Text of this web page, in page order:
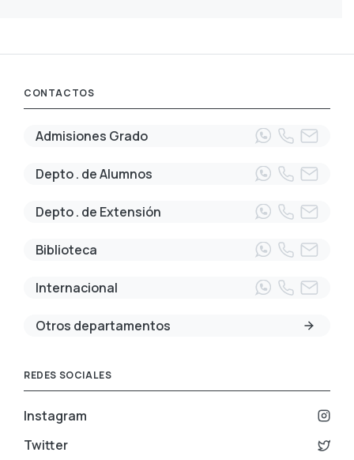
CONTACTOS
Admisiones Grado
Depto . de Alumnos
Depto . de Extensión
Biblioteca
Internacional
Otros departamentos
REDES SOCIALES
Instagram
Twitter